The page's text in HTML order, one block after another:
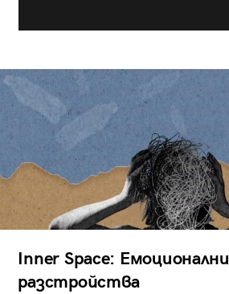
Inner Space: Емоционални
разстройства